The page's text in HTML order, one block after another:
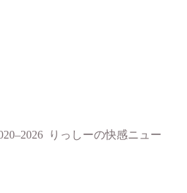
りっしーの快感ニュー